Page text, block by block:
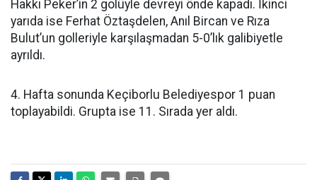
Hakkı Peker’in 2 golüyle devreyi önde kapadı. İkinci
yarıda ise Ferhat Öztaşdelen, Anıl Bircan ve Rıza
Bulut’un golleriyle karşılaşmadan 5-0’lık galibiyetle
ayrıldı.
4. Hafta sonunda Keçiborlu Belediyespor 1 puan
toplayabildi. Grupta ise 11. Sırada yer aldı.